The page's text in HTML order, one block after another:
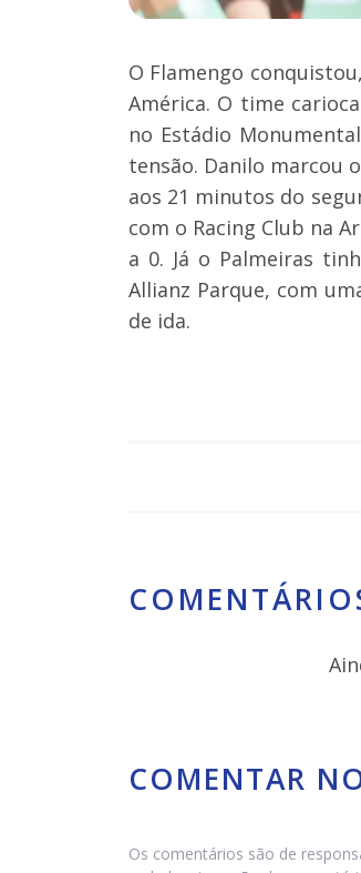
O Flamengo
América. O time
no Estádio
tensão. Danilo marcou
aos 21 minutos do
com o Racing Club na
a 0. Já o Palmeiras
Allianz Parque, com
de ida.
COMENTAR
Os comentários são de